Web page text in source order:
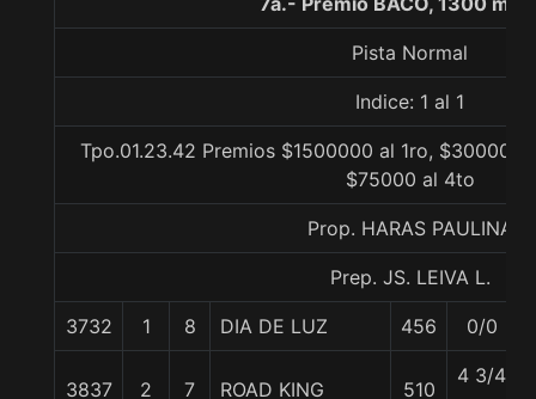
Pista Normal
Indice: 1 al 1
Tpo.01.23.42 Premios $1500000 al 1ro, $300000
$75000 al 4to
Prop. HARAS PAULINA
Prep. JS. LEIVA L.
3732 1 8 DIA DE LUZ 456 0/0
3837 2 7 ROAD KING 510
4 3/4